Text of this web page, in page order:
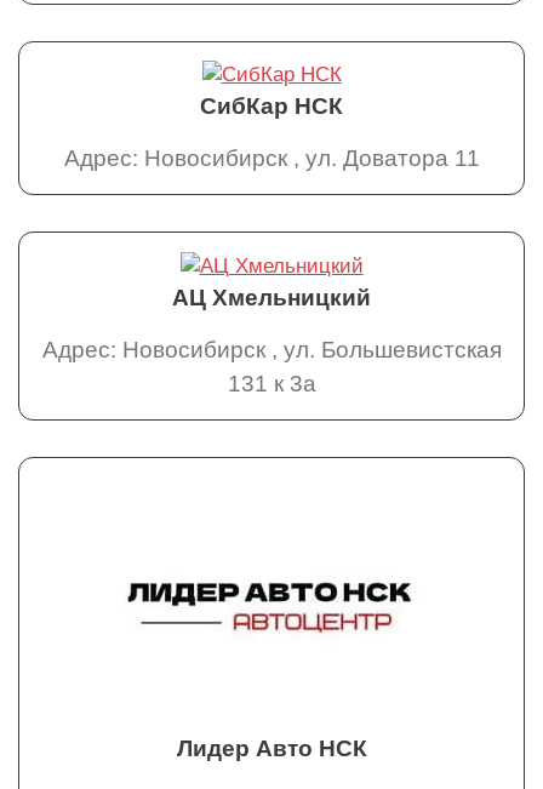
СибКар НСК
Адрес: Новосибирск , ул. Доватора 11
АЦ Хмельницкий
Адрес: Новосибирск , ул. Большевистская
131 к 3а
Лидер Авто НСК